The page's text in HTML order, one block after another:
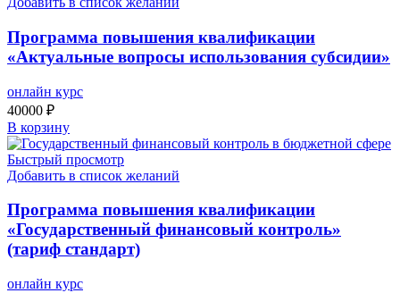
Программа повышения квалификации
«Актуальные вопросы использования субсидии»
онлайн курс
40000 ₽
В корзину
Быстрый просмотр
Добавить в список желаний
Программа повышения квалификации
«Государственный финансовый контроль»
(тариф стандарт)
онлайн курс